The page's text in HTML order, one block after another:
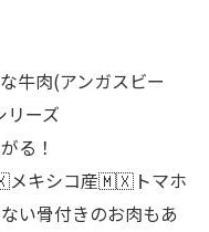
牛肉(アンガスビー
ーズ
る！
キシコ産🇲🇽トマホ
い骨付きのお肉もあ